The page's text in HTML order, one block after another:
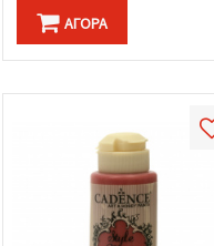
ΑΓΟΡΆ